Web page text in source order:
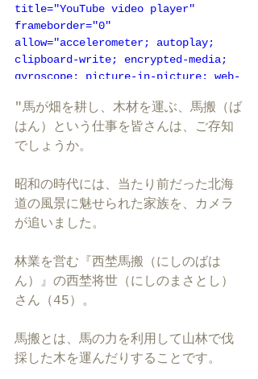
title="YouTube video player"
frameborder="0"
allow="accelerometer; autoplay;
clipboard-write; encrypted-media;
gyroscope; picture-in-picture; web-
origin-when-cross-origin"
allowfullscreen></iframe>
"馬が畑を耕し、木材を運ぶ、馬搬（ば
はん）という仕事を皆さんは、ご存知
でしょうか。
昭和の時代には、当たり前だった北海
道の風景に魅せられた家族を、カメラ
が追いました。
林業を営む『西埜馬搬（にしのばは
ん）』の西埜将世（にしのまさとし）
さん（45）。
馬搬とは、馬の力を利用して山林で伐
採した木を運んだりすることです。